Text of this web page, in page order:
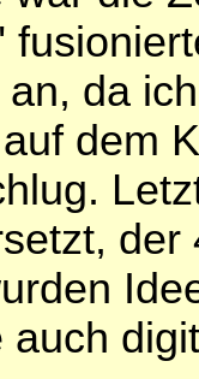
da
dem